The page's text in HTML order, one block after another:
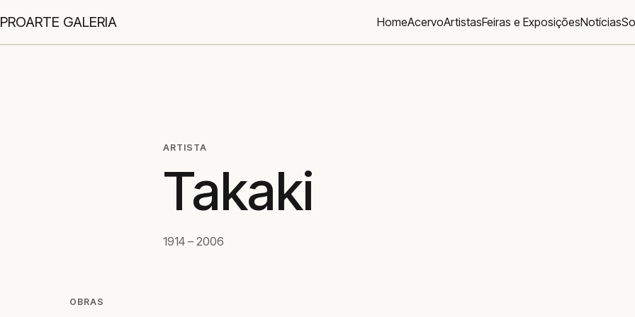
PROARTE GALERIA HomeAcervoArtistasFeiras e ExposiçõesNotícias
ARTISTA
Takaki
1914 – 2006
OBRAS